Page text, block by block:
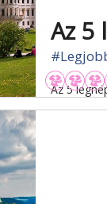
Az 5
Az 5